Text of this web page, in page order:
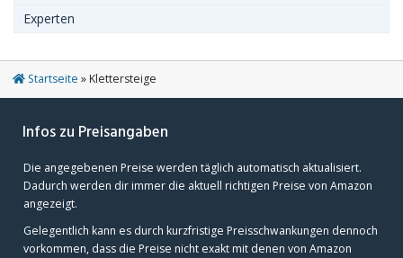
Experten
Startseite »Klettersteige
Infos zu Preisangaben
Die angegebenen Preise werden täglich automatisch aktualisiert.
Dadurch werden dir immer die aktuell richtigen Preise von Amazon
angezeigt.
Gelegentlich kann es durch kurzfristige Preisschwankungen dennoch
vorkommen, dass die Preise nicht exakt mit denen von Amazon